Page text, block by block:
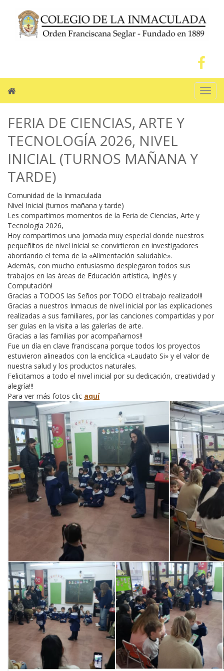
Menú
FERIA DE CIENCIAS, ARTE Y
TECNOLOGÍA 2026, NIVEL
INICIAL (TURNOS MAÑANA Y
TARDE)
Comunidad de la Inmaculada
Nivel Inicial (turnos mañana y tarde)
Les compartimos momentos de la Feria de Ciencias, Arte y
Tecnología 2026,
Hoy compartimos una jornada muy especial donde nuestros
pequeñitos de nivel inicial se convirtieron en investigadores
abordando el tema de la «Alimentación saludable».
Además, con mucho entusiasmo desplegaron todos sus
trabajos en las áreas de Educación artística, Inglés y
Computación!
Gracias a TODOS las Seños por TODO el trabajo realizado!!!
Gracias a nuestros Inmacus de nivel inicial por las explicaciones
realizadas a sus familiares, por las canciones compartidas y por
ser guías en la visita a las galerías de arte.
Gracias a las familias por acompañarnos!!
Fue un día en clave franciscana porque todos los proyectos
estuvieron alineados con la encíclica «Laudato Si» y el valor de
nuestra salud y los productos naturales.
Felicitamos a todo el nivel inicial por su dedicación, creatividad y
alegría!!!
Para ver más fotos clic aquí